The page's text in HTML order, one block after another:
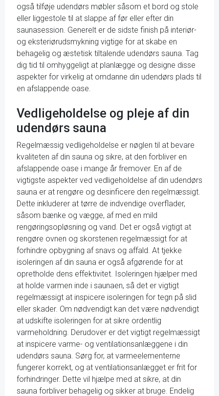
også tilføje udendørs møbler såsom et bord og stole
eller liggestole til at slappe af før eller efter din
saunasession. Generelt er de sidste finish på interiør-
og eksteriørudsmykning vigtige for at skabe en
behagelig og æstetisk tiltalende udendørs sauna. Tag
dig tid til omhyggeligt at planlægge og designe disse
aspekter for virkelig at omdanne din udendørs plads til
en afslappende oase.
Vedligeholdelse og pleje af din
udendørs sauna
Regelmæssig vedligeholdelse er nøglen til at bevare
kvaliteten af din sauna og sikre, at den forbliver en
afslappende oase i mange år fremover. En af de
vigtigste aspekter ved vedligeholdelse af din udendørs
sauna er at rengøre og desinficere den regelmæssigt.
Dette inkluderer at tørre de indvendige overflader,
såsom bænke og vægge, af med en mild
rengøringsopløsning og vand. Det er også vigtigt at
rengøre ovnen og skorstenen regelmæssigt for at
forhindre opbygning af snavs og affald. At tjekke
isoleringen af din sauna er også afgørende for at
opretholde dens effektivitet. Isoleringen hjælper med
at holde varmen inde i saunaen, så det er vigtigt
regelmæssigt at inspicere isoleringen for tegn på slid
eller skader. Om nødvendigt kan det være nødvendigt
at udskifte isoleringen for at sikre ordentlig
varmeholdning. Derudover er det vigtigt regelmæssigt
at inspicere varme- og ventilationsanlæggene i din
udendørs sauna. Sørg for, at varmeelementerne
fungerer korrekt, og at ventilationsanlægget er frit for
forhindringer. Dette vil hjælpe med at sikre, at din
sauna forbliver behagelig og sikker at bruge. Endelig